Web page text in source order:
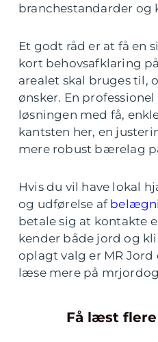
branchestandarder og
Et godt råd er at få en
kort behovsafklaring
arealet skal bruges til,
ønsker. En
løsningen med få,
kantsten her, en
mere robust bærelag
Hvis du vil have lokal
og udførelse af
betale sig at kontakte
kender både jord og
oplagt valg er MR Jord
læse mere på
Få læst